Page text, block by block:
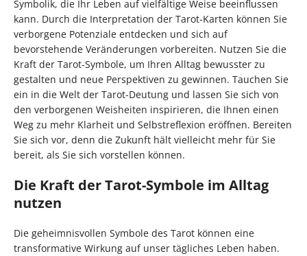
Symbolik, die Ihr Leben auf vielfältige Weise beeinflussen
kann. Durch die Interpretation der Tarot-Karten können Sie
verborgene Potenziale entdecken und sich auf
bevorstehende Veränderungen vorbereiten. Nutzen Sie die
Kraft der Tarot-Symbole, um Ihren Alltag bewusster zu
gestalten und neue Perspektiven zu gewinnen. Tauchen Sie
ein in die Welt der Tarot-Deutung und lassen Sie sich von
den verborgenen Weisheiten inspirieren, die Ihnen einen
Weg zu mehr Klarheit und Selbstreflexion eröffnen. Bereiten
Sie sich vor, denn die Zukunft hält vielleicht mehr für Sie
bereit, als Sie sich vorstellen können.
Die Kraft der Tarot-Symbole im Alltag
nutzen
Die geheimnisvollen Symbole des Tarot können eine
transformative Wirkung auf unser tägliches Leben haben.